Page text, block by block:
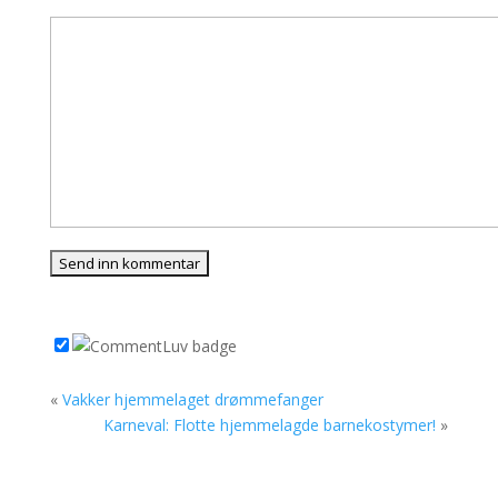
« Vakker hjemmelaget drømmefanger
Karneval: Flotte hjemmelagde barnekostymer! »